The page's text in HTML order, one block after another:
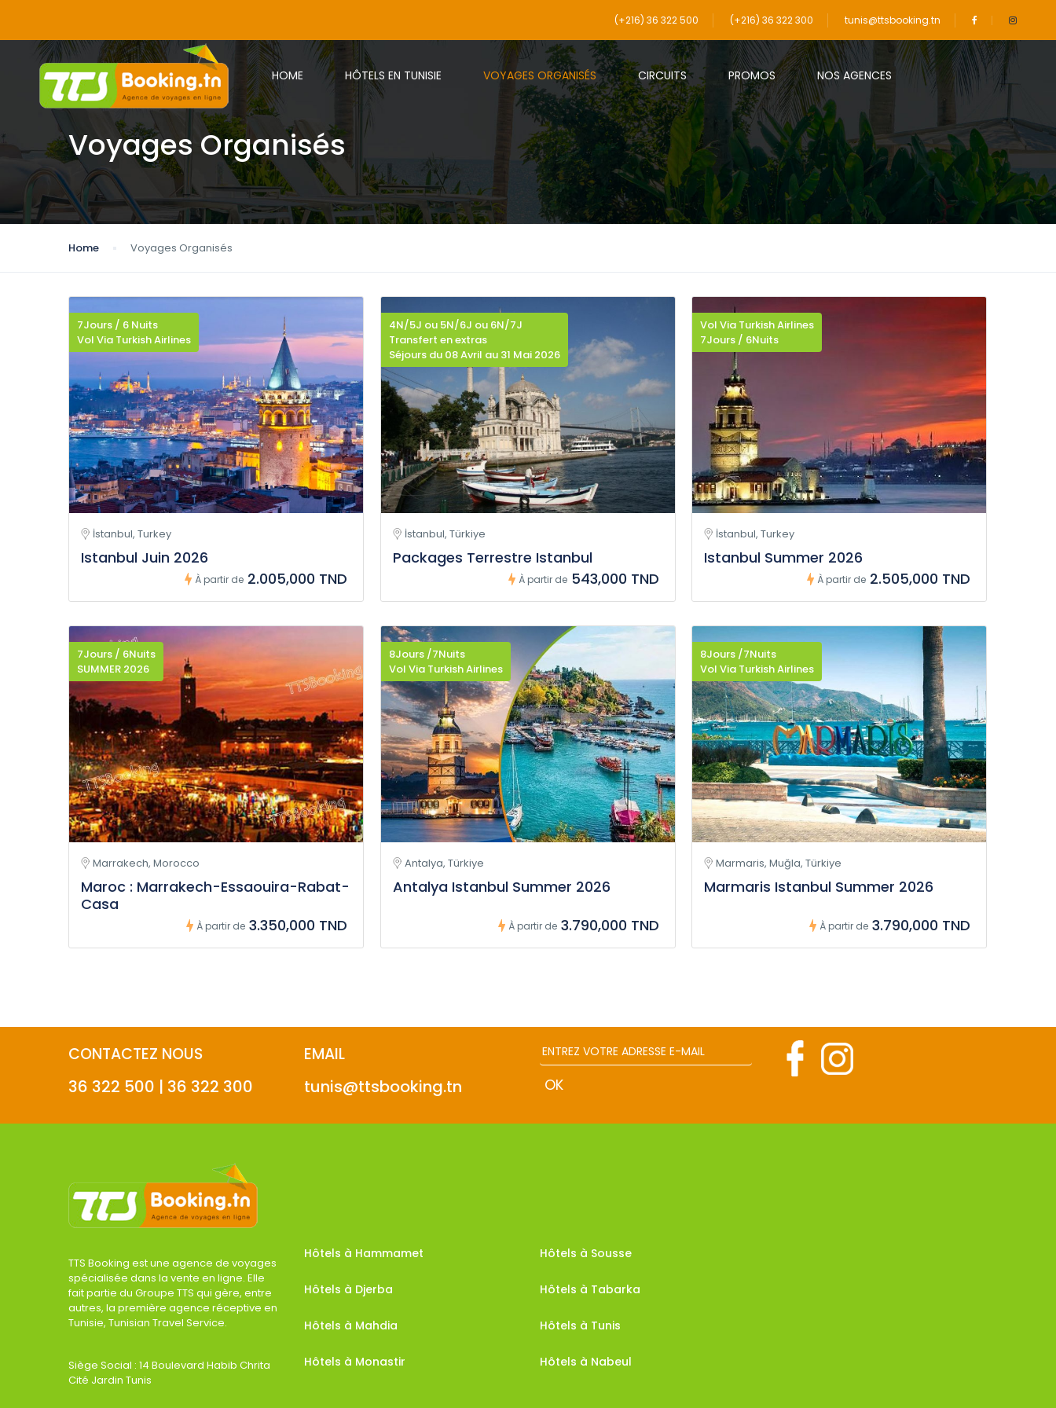
(+216) 36 322 500 (+216) 36 322 300 tunis@ttsbooking.tn
HOME HÔTELS EN TUNISIE VOYAGES ORGANISÉS CIRCUITS PROMOS NOS AGENCES
Voyages Organisés
Home Voyages Organisés
7Jours / 6 Nuits
Vol Via Turkish Airlines
İstanbul, Turkey
Istanbul Juin 2026
À partir de 2.005,000 TND
4N/5J ou 5N/6J ou 6N/7J
Transfert en extras
Séjours du 08 Avril au 31 Mai 2026
İstanbul, Türkiye
Packages Terrestre Istanbul
À partir de 543,000 TND
Vol Via Turkish Airlines
7Jours / 6Nuits
İstanbul, Turkey
Istanbul Summer 2026
À partir de 2.505,000 TND
7Jours / 6Nuits
SUMMER 2026
Marrakech, Morocco
Maroc : Marrakech-Essaouira-Rabat-
Casa
À partir de 3.350,000 TND
8Jours /7Nuits
Vol Via Turkish Airlines
Antalya, Türkiye
Antalya Istanbul Summer 2026
À partir de 3.790,000 TND
8Jours /7Nuits
Vol Via Turkish Airlines
Marmaris, Muğla, Türkiye
Marmaris Istanbul Summer 2026
À partir de 3.790,000 TND
CONTACTEZ NOUS
36 322 500 | 36 322 300
EMAIL
tunis@ttsbooking.tn
TTS Booking est une agence de voyages
spécialisée dans la vente en ligne. Elle
fait partie du Groupe TTS qui gère, entre
autres, la première agence réceptive en
Tunisie, Tunisian Travel Service.
Siège Social : 14 Boulevard Habib Chrita
Cité Jardin Tunis
Hôtels à Hammamet
Hôtels à Djerba
Hôtels à Mahdia
Hôtels à Monastir
Hôtels à Sousse
Hôtels à Tabarka
Hôtels à Tunis
Hôtels à Nabeul